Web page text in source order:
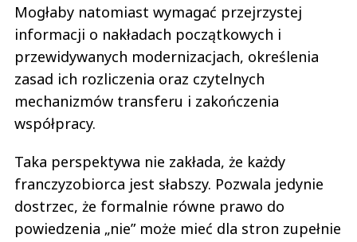
Mogłaby natomiast wymagać przejrzystej
informacji o nakładach początkowych i
przewidywanych modernizacjach, określenia
zasad ich rozliczenia oraz czytelnych
mechanizmów transferu i zakończenia
współpracy.
Taka perspektywa nie zakłada, że każdy
franczyzobiorca jest słabszy. Pozwala jedynie
dostrzec, że formalnie równe prawo do
powiedzenia „nie” może mieć dla stron zupełnie